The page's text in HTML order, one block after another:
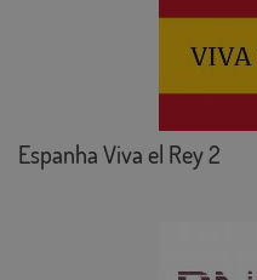
Espanha Viva el Rey 2